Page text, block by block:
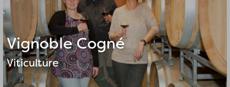
Vignoble Cogné
Viticulture